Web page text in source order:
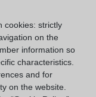
horas
a 14:00 horas
a 14:00
cookies: strictly
on the
information so
characteristics.
and for
on the website.